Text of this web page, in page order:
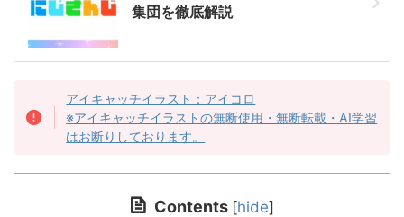
集団を徹底解説
アイキャッチイラスト：アイコロ
※アイキャッチイラストの無断使用・無断転載・AI学習
はお断りしております。
Contents [hide]